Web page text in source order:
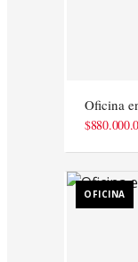
Oficina
OFICINA